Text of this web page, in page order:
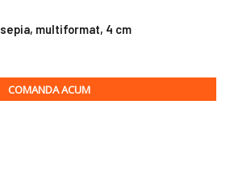
multiformat, 4 cm
COMANDA ACUM